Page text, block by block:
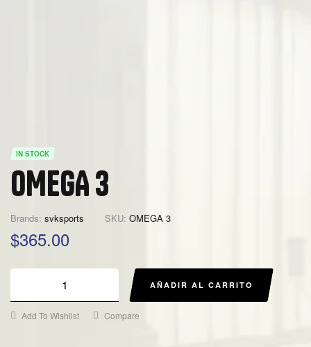
IN STOCK
OMEGA 3
Brands: svksports SKU: OMEGA 3
$365.00
AÑADIR AL CARRITO
Add To Wishlist Compare